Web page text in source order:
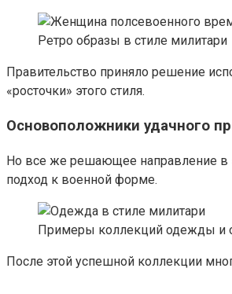
Ретро образы в стиле милитари
Правительство приняло решение
«росточки» этого стиля.
Основоположники удачного
Но все же решающее направление в
подход к военной форме.
Примеры коллекций одежды и
После этой успешной коллекции